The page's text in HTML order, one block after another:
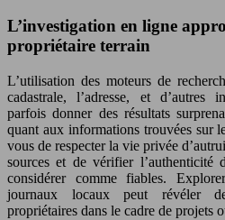
L’investigation en ligne
propriétaire terrain
L’utilisation des moteurs de
cadastrale, l’adresse, et d’autres
parfois donner des résultats
quant aux informations trouvées sur
vous de respecter la vie privée
sources et de vérifier l’authenticité
considérer comme fiables.
journaux locaux peut révéler
propriétaires dans le cadre de projets